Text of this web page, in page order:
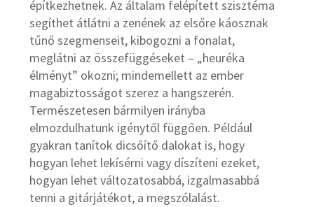
építkezhetnek. Az általam felépített szisztéma
segíthet átlátni a zenének az elsőre káosznak
tűnő szegmenseit, kibogozni a fonalat,
meglátni az összefüggéseket – „heuréka
élményt” okozni; mindemellett az ember
magabiztosságot szerez a hangszerén.
Természetesen bármilyen irányba
elmozdulhatunk igénytől függően. Például
gyakran tanítok dicsőítő dalokat is, hogy
hogyan lehet lekísérni vagy díszíteni ezeket,
hogyan lehet változatosabbá, izgalmasabbá
tenni a gitárjátékot, a megszólalást.